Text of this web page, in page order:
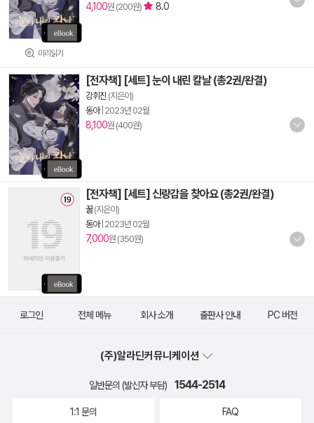
미리읽기
4,100원 (200원) 8.0
[전자책] [세트] 눈이 내린 칼날 (총2권/완결)
강휘진 (지은이)
동아| 2023년 02월
8,100원 (400원)
[전자책] [세트] 신랑감을 찾아요 (총2권/완결)
꿀(지은이)
동아| 2023년 02월
7,000원 (350원)
로그인 전체 메뉴 회사 소개 출판사 안내 PC 버전
(주)알라딘커뮤니케이션
일반문의 (발신자 부담) 1544-2514
1:1 문의 FAQ